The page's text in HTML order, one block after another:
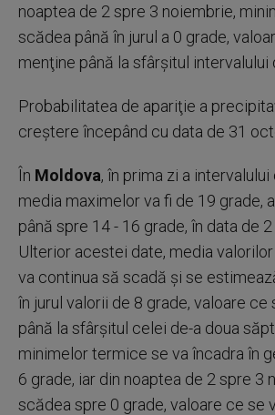
noaptea de 2 spre 3 noiembrie,
scădea până în jurul a 0 grade,
menţine până la sfârşitul intervalului
Probabilitatea de apariţie a
creştere începând cu data de 31
În Moldova, în prima zi a
media maximelor va fi de 19 grade,
până spre 14 - 16 grade, în data de
Ulterior acestei date, media
va continua să scadă şi se
în jurul valorii de 8 grade, valoare ce
până la sfârşitul celei de-a doua
minimelor termice se va încadra în
6 grade, iar din noaptea de 2 spre 3
scădea spre 0 grade, valoare ce se